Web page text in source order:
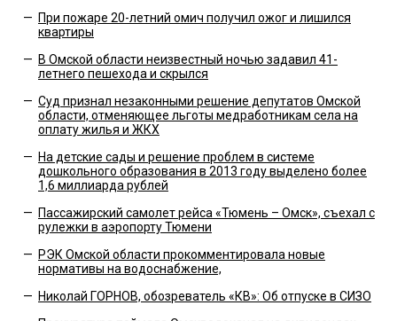
— При пожаре 20-летний омич получил ожог и лишился
квартиры
— В Омской области неизвестный ночью задавил 41-
летнего пешехода и скрылся
— Суд признал незаконными решение депутатов Омской
области, отменяющее льготы медработникам села на
оплату жилья и ЖКХ
— На детские сады и решение проблем в системе
дошкольного образования в 2013 году выделено более
1,6 миллиарда рублей
— Пассажирский самолет рейса «Тюмень – Омск», съехал с
рулежки в аэропорту Тюмени
— РЭК Омской области прокомментировала новые
нормативы на водоснабжение,
— Николай ГОРНОВ, обозреватель «КВ»: Об отпуске в СИЗО